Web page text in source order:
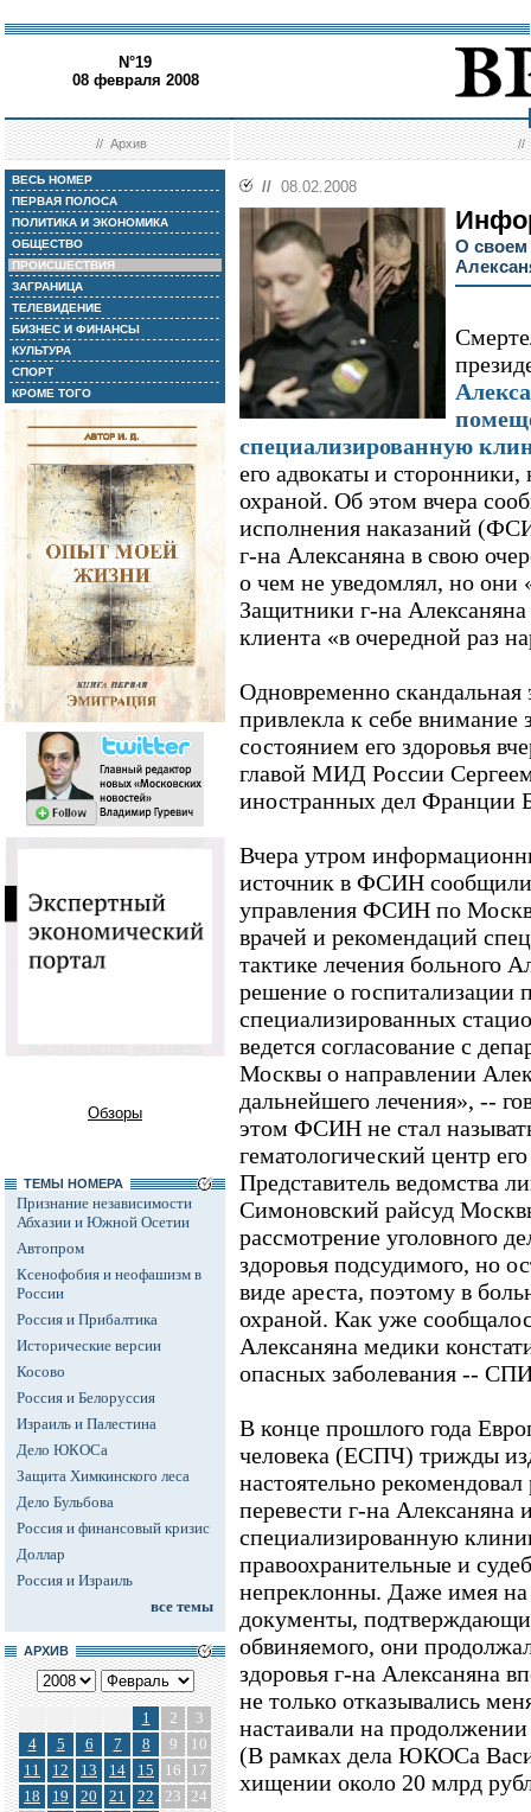
N°19
08 февраля 2008
//Архив //
ВЕСЬ НОМЕР
ПЕРВАЯ ПОЛОСА
ПОЛИТИКА И ЭКОНОМИКА
ОБЩЕСТВО
ПРОИСШЕСТВИЯ
ЗАГРАНИЦА
ТЕЛЕВИДЕНИЕ
БИЗНЕС И ФИНАНСЫ
КУЛЬТУРА
СПОРТ
КРОМЕ ТОГО
Обзоры
ТЕМЫ НОМЕРА
Признание независимости
Абхазии и Южной Осетии
Автопром
Ксенофобия и неофашизм в
России
Россия и Прибалтика
Исторические версии
Косово
Россия и Белоруссия
Израиль и Палестина
Дело ЮКОСа
Защита Химкинского леса
Дело Бульбова
Россия и финансовый кризис
Доллар
Россия и Израиль
все темы
АРХИВ
1 2
3
4
5 6 7 8 9
10
11
12 13 14 15 16
17
18
19 20 21 22 23 24
// 08.02.2008
О своем
специализированную
его адвокаты и сторонники,
охраной. Об этом вчера
исполнения наказаний
г-на Алексаняна в свою
о чем не уведомлял, но они
Защитники г-на
клиента «в очередной раз
Одновременно скандальная
привлекла к себе внимание
состоянием его здоровья
главой МИД России
иностранных дел Франции
Вчера утром
источник в ФСИН
управления ФСИН по
врачей и рекомендаций
тактике лечения больного
решение о госпитализации
специализированных
ведется согласование с
Москвы о направлении
дальнейшего лечения», --
этом ФСИН не стал
гематологический центр
Представитель ведомства
Симоновский райсуд
рассмотрение уголовного
здоровья подсудимого, но
виде ареста, поэтому в
охраной. Как уже
Алексаняна медики
опасных заболевания --
В конце прошлого года
человека (ЕСПЧ) трижды
настоятельно
перевести г-на
специализированную
правоохранительные и
непреклонны. Даже имея
документы,
обвиняемого, они
здоровья г-на Алексаняна
не только отказывались
настаивали на продолжении
(В рамках дела ЮКОСа
хищении около 20 млрд